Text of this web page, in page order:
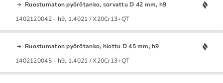
Ruostumaton pyörötanko, sorvattu D 42 mm, h9
1402120042 - h9, 1.4021 / X20Cr13+QT
Ruostumaton pyörötanko, hiottu D 45 mm, h9
1402120045 - h9, 1.4021 / X20Cr13+QT